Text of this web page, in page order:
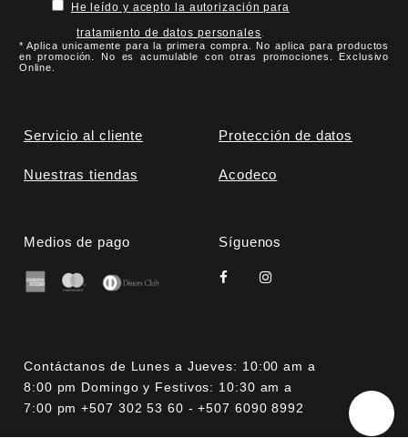
He leído y acepto la autorización para
tratamiento de datos personales.
* Aplica unicamente para la primera compra. No aplica para productos
en promoción. No es acumulable con otras promociones. Exclusivo
Online.
Servicio al cliente Protección de datos
Nuestras tiendas Acodeco
Medios de pago Síguenos
Contáctanos de Lunes a Jueves: 10:00 am a
8:00 pm Domingo y Festivos: 10:30 am a
7:00 pm +507 302 53 60 - +507 6090 8992